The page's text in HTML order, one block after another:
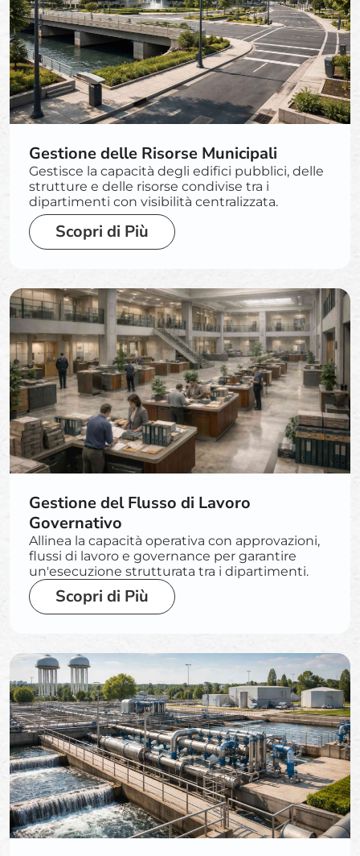
Gestione delle Risorse Municipali
Gestisce la capacità degli edifici pubblici, delle
strutture e delle risorse condivise tra i
dipartimenti con visibilità centralizzata.
Scopri di Più
Gestione del Flusso di Lavoro
Governativo
Allinea la capacità operativa con approvazioni,
flussi di lavoro e governance per garantire
un'esecuzione strutturata tra i dipartimenti.
Scopri di Più